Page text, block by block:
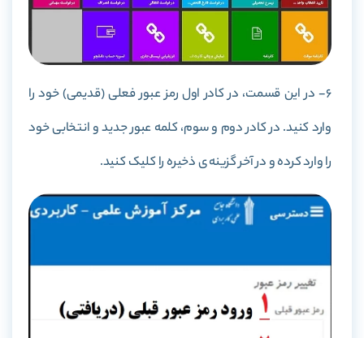
6- در این قسمت، در کادر اول رمز عبور فعلی (قدیمی) خود را
وارد کنید. در کادر دوم و سوم، کلمه عبور جدید و انتخابی خود
را وارد کرده و در آخر گزینه ی ذخیره را کلیک کنید.